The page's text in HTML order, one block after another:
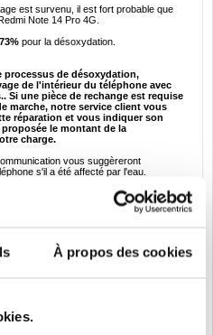
À propos des cookies
est survenu, il est fort probable que
Note 14 Pro 4G.
pour la désoxydation.
processus de désoxydation,
de l'intérieur du téléphone avec
Si une pièce de rechange est requise
marche, notre service client vous
réparation et vous indiquer son
le montant de la
charge.
vous suggèreront
s'il a été affecté par l'eau.
expérimentés pour effectuer la
qualifiés possèdent de nombreuses
et utilisent un équipement de nettoyage à
pièce non remplaçable ait subi un
payer la réparation
votre numéro de commande sur